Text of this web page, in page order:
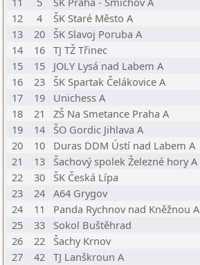
12
4 ŠK Staré Město A
13
20 ŠK Slavoj Poruba A
14
16 TJ TŽ Třinec
15
15 JOLY Lysá nad Labem A
16
23 ŠK Spartak Čelákovice A
17
19 Unichess A
18
21 ZŠ Na Smetance Praha A
19
14 ŠO Gordic Jihlava A
20
10 Duras DDM Ústí nad Labem A
21
13 Šachový spolek Železné hory A
22
30 ŠK Česká Lípa
23
24 A64 Grygov
24
11 Panda Rychnov nad Kněžnou A
25
33 Sokol Buštěhrad
26
22 Šachy Krnov
27
42 TJ Lanškroun A